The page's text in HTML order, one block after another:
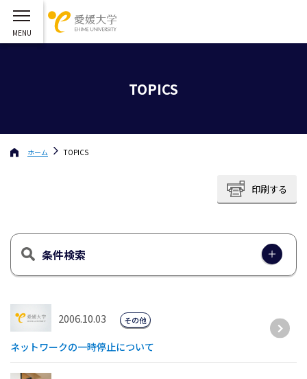
TOPICS
ホーム TOPICS
印刷する
条件検索
2006.10.03
ネットワークの一時停止について
その他